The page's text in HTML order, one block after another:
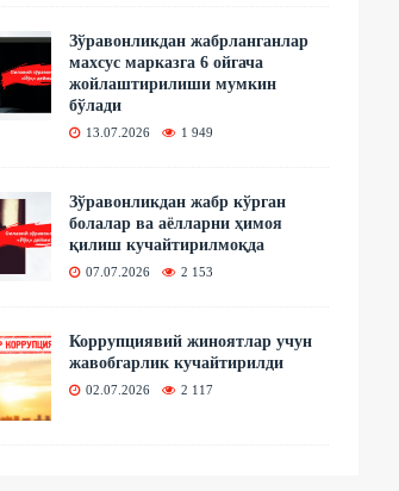
Зўравонликдан жабрланганлар
махсус марказга 6 ойгача
жойлаштирилиши мумкин
бўлади
13.07.2026 1 949
Зўравонликдан жабр кўрган
болалар ва аёлларни ҳимоя
қилиш кучайтирилмоқда
07.07.2026 2 153
Коррупциявий жиноятлар учун
жавобгарлик кучайтирилди
02.07.2026 2 117